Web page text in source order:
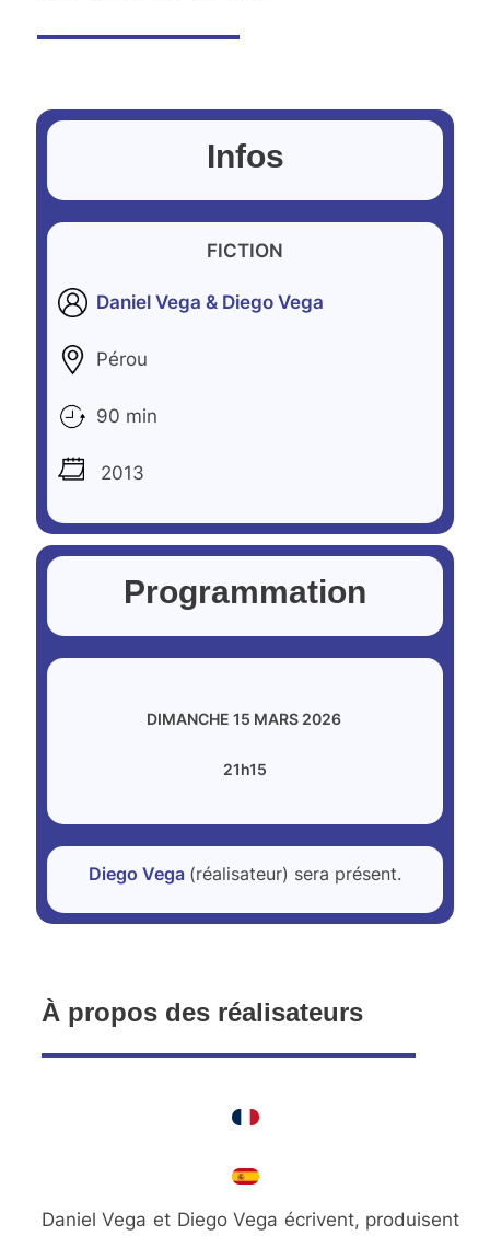
Infos
FICTION
Daniel Vega & Diego Vega
Pérou
90 min
2013
Programmation
DIMANCHE 15 MARS 2026
21h15
Diego Vega (réalisateur) sera présent.
À propos des réalisateurs
Daniel Vega et Diego Vega écrivent, produisent